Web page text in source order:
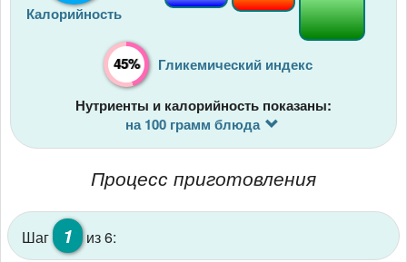
Калорийность
45% Гликемический индекс
Нутриенты и калорийность показаны:
на 100 грамм блюда
Процесс приготовления
Шаг 1
из 6: